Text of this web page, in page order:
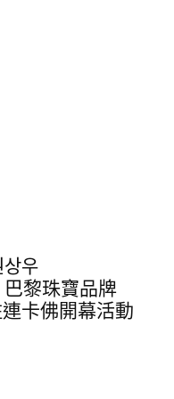
우
巴黎珠寶品牌
連卡佛開幕活動